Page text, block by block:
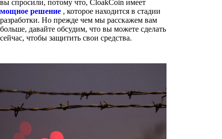
вы спросили, потому что, CloakCoin имеет
мощное решение , которое находится в стадии
разработки. Но прежде чем мы расскажем вам
больше, давайте обсудим, что вы можете сделать
сейчас, чтобы защитить свои средства.